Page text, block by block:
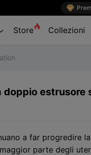

Store Collezioni
doppio
a far progredire
parte degli